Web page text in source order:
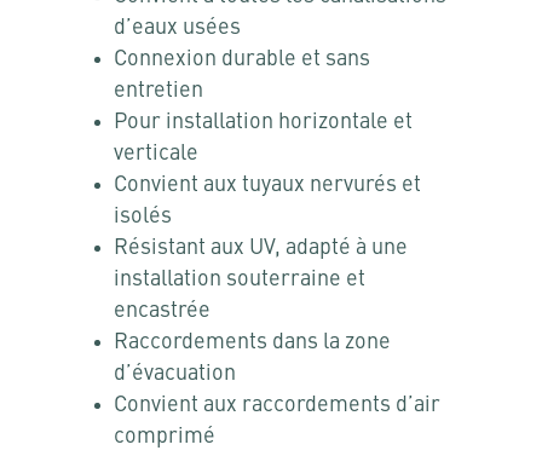
d’eaux usées
Connexion durable et sans
entretien
Pour installation horizontale et
verticale
Convient aux tuyaux nervurés et
isolés
Résistant aux UV, adapté à une
installation souterraine et
encastrée
Raccordements dans la zone
d’évacuation
Convient aux raccordements d’air
comprimé